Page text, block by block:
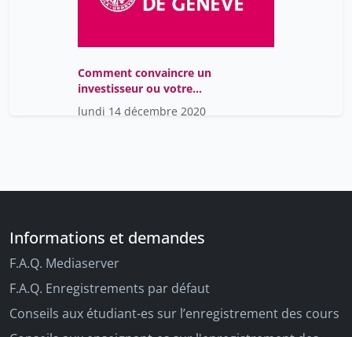
Comment convaincre un
investisseur ou votre
directeur financier de
votre idée ?
lundi 14 décembre 2020
Informations et demandes
F.A.Q. Mediaserver
F.A.Q. Enregistrements par défaut
Conseils aux étudiant-es sur l’enregistrement des cours